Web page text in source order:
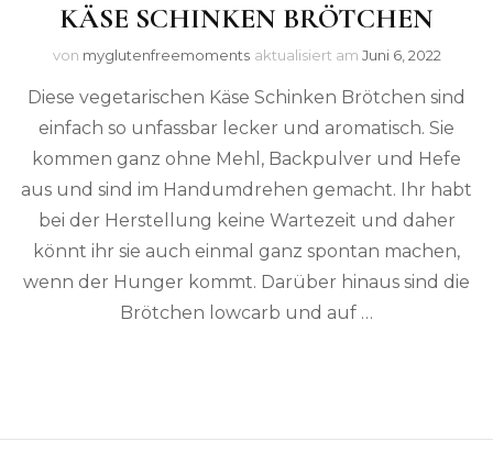
KÄSE SCHINKEN BRÖTCHEN
von myglutenfreemoments aktualisiert am Juni 6, 2022
Diese vegetarischen Käse Schinken Brötchen sind
einfach so unfassbar lecker und aromatisch. Sie
kommen ganz ohne Mehl, Backpulver und Hefe
aus und sind im Handumdrehen gemacht. Ihr habt
bei der Herstellung keine Wartezeit und daher
könnt ihr sie auch einmal ganz spontan machen,
wenn der Hunger kommt. Darüber hinaus sind die
Brötchen lowcarb und auf …